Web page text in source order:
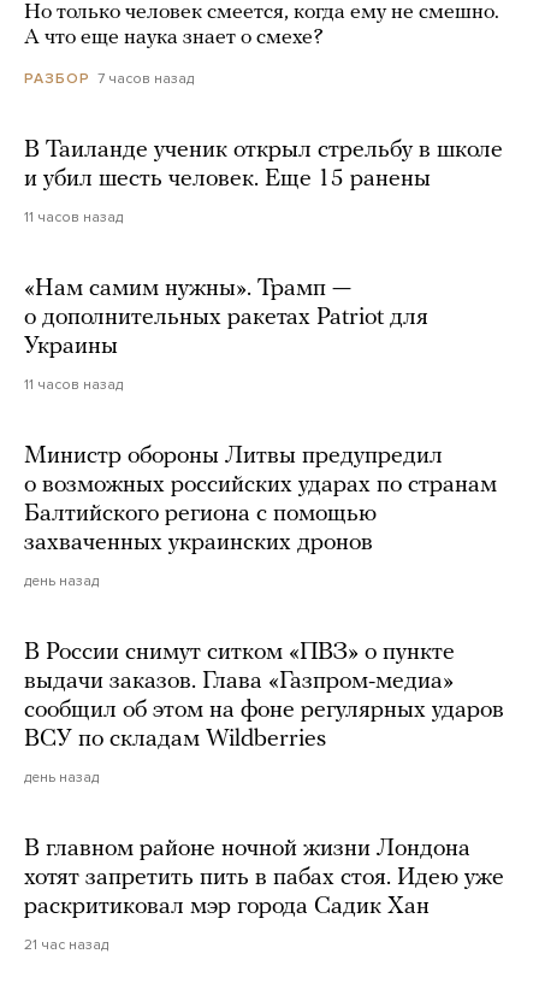
Но только человек смеется, когда ему не смешно.
А что еще наука знает о смехе?
РАЗБОР 7 часов назад
В Таиланде ученик открыл стрельбу в школе
и убил шесть человек. Еще 15 ранены
11 часов назад
«Нам самим нужны». Трамп —
о дополнительных ракетах Patriot для
Украины
11 часов назад
Министр обороны Литвы предупредил
о возможных российских ударах по странам
Балтийского региона с помощью
захваченных украинских дронов
день назад
В России снимут ситком «ПВЗ» о пункте
выдачи заказов. Глава «Газпром-медиа»
сообщил об этом на фоне регулярных ударов
ВСУ по складам Wildberries
день назад
В главном районе ночной жизни Лондона
хотят запретить пить в пабах стоя. Идею уже
раскритиковал мэр города Садик Хан
21 час назад